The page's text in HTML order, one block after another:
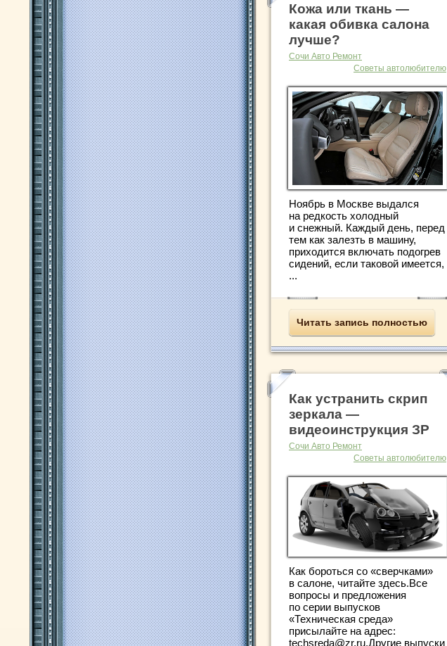
Кожа или ткань —
какая обивка салона
лучше?
Сочи Авто Ремонт
Советы автолюбителю
Ноябрь в Москве выдался
на редкость холодный
и снежный. Каждый день, перед
тем как залезть в машину,
приходится включать подогрев
сидений, если таковой имеется,
...
Читать запись полностью
Как устранить скрип
зеркала —
видеоинструкция ЗР
Сочи Авто Ремонт
Советы автолюбителю
Как бороться со «сверчками»
в салоне, читайте здесь.Все
вопросы и предложения
по серии выпусков
«Техническая среда»
присылайте на адрес:
techsreda@zr.ru.Другие выпуски